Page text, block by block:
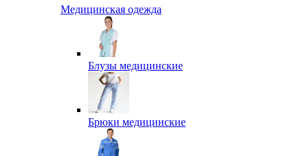
Медицинская одежда
Блузы медицинские
Брюки медицинские